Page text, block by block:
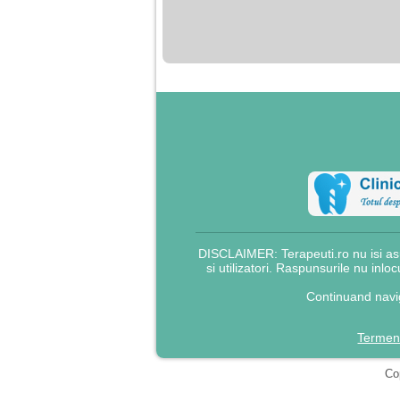
pentru bani.
DISCLAIMER: Terapeuti.ro nu isi
si utilizatori. Raspunsurile nu
Continuand